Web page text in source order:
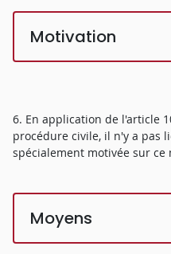
Motivation
6. En application de l'article
procédure civile, il n'y a pas
spécialement motivée sur
Moyens